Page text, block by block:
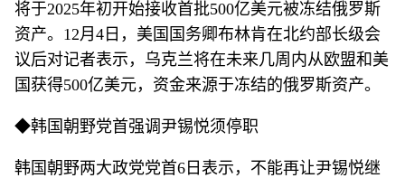
将于2025年初开始接收首批500亿美元被冻结俄罗斯
资产。12月4日，美国国务卿布林肯在北约部长级会
议后对记者表示，乌克兰将在未来几周内从欧盟和美
国获得500亿美元，资金来源于冻结的俄罗斯资产。
◆韩国朝野党首强调尹锡悦须停职
韩国朝野两大政党党首6日表示，不能再让尹锡悦继